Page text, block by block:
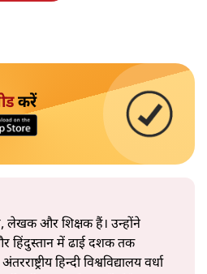
करें
लेखक और शिक्षक हैं। उन्होंने
हिंदुस्तान में ढाई दशक तक
हिन्दी विश्वविद्यालय वर्धा